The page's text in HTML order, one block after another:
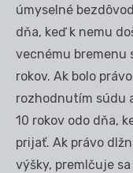
úmyselné
dňa, keď k nemu
vecnému bremenu
rokov. Ak bolo
rozhodnutím súdu
10 rokov odo dňa,
prijať. Ak právo
výšky, premlčuje